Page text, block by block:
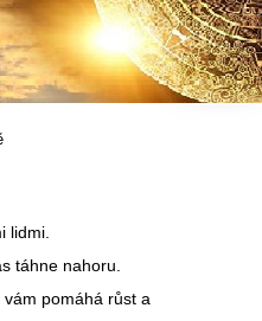
lidmi.
táhne nahoru.
pomáhá růst a